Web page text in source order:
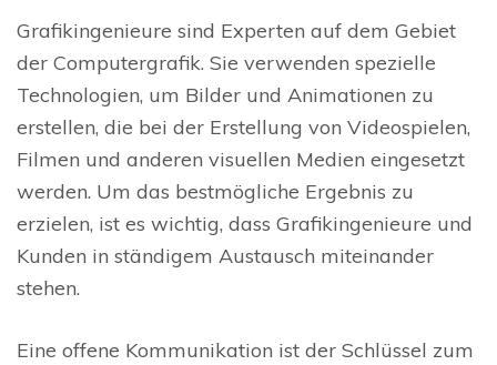
Grafikingenieure sind Experten auf dem Gebiet
der Computergrafik. Sie verwenden spezielle
Technologien, um Bilder und Animationen zu
erstellen, die bei der Erstellung von Videospielen,
Filmen und anderen visuellen Medien eingesetzt
werden. Um das bestmögliche Ergebnis zu
erzielen, ist es wichtig, dass Grafikingenieure und
Kunden in ständigem Austausch miteinander
stehen.
Eine offene Kommunikation ist der Schlüssel zum